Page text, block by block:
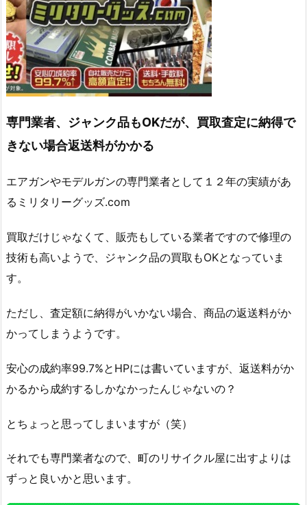
専門業者、ジャンク品もOKだが、買取査定に納得で
きない場合返送料がかかる
エアガンやモデルガンの専門業者として１２年の実績があ
るミリタリーグッズ.com
買取だけじゃなくて、販売もしている業者ですので修理の
技術も高いようで、ジャンク品の買取もOKとなっていま
す。
ただし、査定額に納得がいかない場合、商品の返送料がか
かってしまうようです。
安心の成約率99.7%とHPには書いていますが、返送料がか
かるから成約するしかなかったんじゃないの？
とちょっと思ってしまいますが（笑）
それでも専門業者なので、町のリサイクル屋に出すよりは
ずっと良いかと思います。